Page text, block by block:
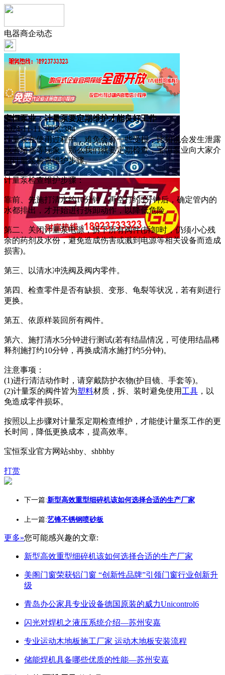
电器商企动态
宝恒泵业：计量泵要定期维护才能良好工作
2024-11-11 浏览:384
计量泵在使用过程中，难免会有一些受损，比如说会发生泄露
或者堵塞等现象，那么我们就要定期检查，宝恒泵业向大家介
绍计量泵检查维护步骤。
计量泵检查维护步骤：
靠前、先施打清水约10分钟，再空打约5分钟后，确定管内的
水都排出，才开始进行拆卸动作，以降低危险。
第二、关闭计量泵电源，拆下所有阀件(拆卸时，仍须小心残
余的药剂及水份，避免造成伤害或溅到电源等相关设备而造成
损害)。
第三、以清水冲洗阀及阀内零件。
第四、检查零件是否有缺损、变形、龟裂等状况，若有则进行
更换。
第五、依原样装回所有阀件。
第六、施打清水5分钟进行测试(若有结晶情况，可使用结晶稀
释剂施打约10分钟，再换成清水施打约5分钟)。
注意事项：
(1)进行清洁动作时，请穿戴防护衣物(护目镜、手套等)。
(2)计量泵的阀件皆为塑料材质，拆、装时避免使用 工具 ，以
免造成零件损坏。
按照以上步骤对计量泵定期检查维护，才能使计量泵工作的更
长时间，降低更换成本，提高效率。
宝恒泵业官方网站shby、shbhby
打赏
下一篇:新型高效重型细碎机该如何选择合适的生产厂家
上一篇:艺锋不锈钢喷砂板
更多»您可能感兴趣的文章:
新型高效重型细碎机该如何选择合适的生产厂家
美阁门窗荣获铝门窗 “创新性品牌”引领门窗行业创新升
级
青岛办公家具专业设备德国原装的威力Unicontrol6
闪光对焊机之液压系统介绍—苏州安嘉
专业运动木地板施工厂家 运动木地板安装流程
储能焊机具备哪些优质的性能—苏州安嘉